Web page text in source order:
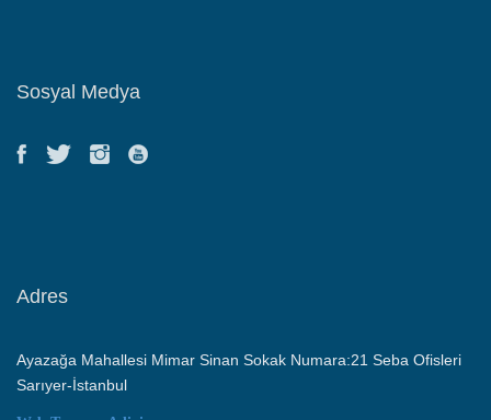
Sosyal Medya
Adres
Ayazağa Mahallesi Mimar Sinan Sokak Numara:21 Seba Ofisleri
Sarıyer-İstanbul